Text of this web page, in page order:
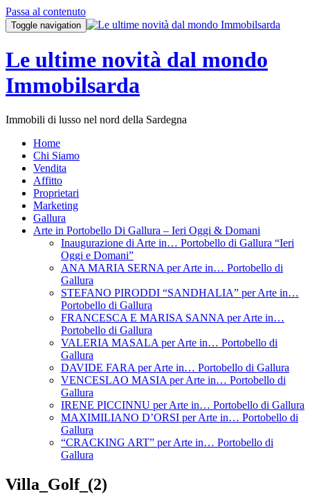
Passa al contenuto
Toggle navigation
Le ultime novità dal mondo
Immobilsarda
Immobili di lusso nel nord della Sardegna
Home
Chi Siamo
Vendita
Affitto
Proprietari
Marketing
Gallura
Arte in Portobello Di Gallura – Ieri Oggi & Domani
Inaugurazione di Arte in… Portobello di Gallura “Ieri
Oggi e Domani”
ANA MARIA SERNA per Arte in… Portobello di
Gallura
STEFANO PIRODDI “SANDHALIA” per Arte in…
Portobello di Gallura
FRANCESCA E MARISA SANNA per Arte in…
Portobello di Gallura
VALERIA MASALA per Arte in… Portobello di
Gallura
DAVIDE FARA per Arte in… Portobello di Gallura
VENCESLAO MASIA per Arte in… Portobello di
Gallura
IRENE PICCINNU per Arte in… Portobello di Gallura
MAXIMILIANO D’ORSI per Arte in… Portobello di
Gallura
“CRACKING ART” per Arte in… Portobello di
Gallura
Villa_Golf_(2)